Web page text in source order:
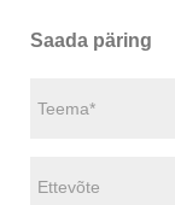
Saada päring